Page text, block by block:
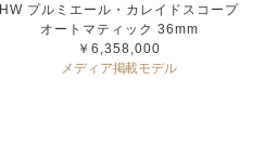
HW プルミエール・カレイドスコープ
オートマティック 36mm
￥6,358,000
メディア掲載モデル